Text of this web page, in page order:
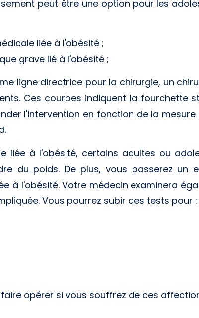
peut être une option pour les
liée à l'obésité ;
grave lié à l'obésité ;
ligne directrice pour la chirurgie, un
Ces courbes indiquent la fourchette
l'intervention en fonction de la mesure
liée à l'obésité, certains adultes ou
du poids. De plus, vous passerez un
à l'obésité. Votre médecin examinera
Vous pourrez subir des tests pour :
opérer si vous souffrez de ces